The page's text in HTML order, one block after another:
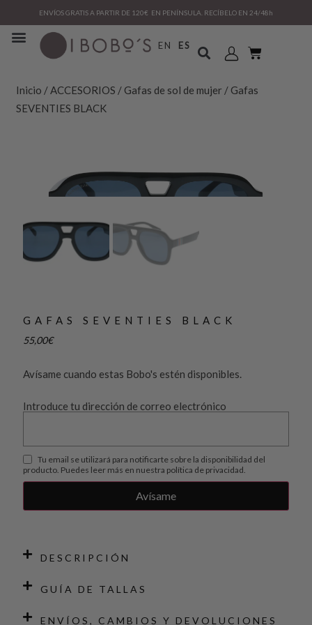
ENVÍOS GRATIS A PARTIR DE 120€ EN PENÍNSULA. RECÍBELO EN 24/48h
EN ES
Inicio /ACCESORIOS / Gafas de sol de mujer / Gafas
SEVENTIES BLACK
GAFAS SEVENTIES BLACK
55,00€
Avísame cuando estas Bobo's estén disponibles.
Introduce tu dirección de correo electrónico
Tu email se utilizará para notificarte sobre la disponibilidad del
producto. Puedes leer más en nuestra política de privacidad.
DESCRIPCIÓN
GUÍA DE TALLAS
ENVÍOS, CAMBIOS Y DEVOLUCIONES